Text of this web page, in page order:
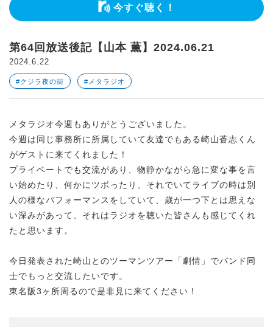
今すぐ聴く！
第64回放送後記【山本 薫】2024.06.21
2024.6.22
#クジラ夜の街 #メタラジオ
メタラジオ今週もありがとうございました。
今週は同じ事務所に所属していて友達でもある崎山蒼志くん
がゲストに来てくれました！
プライベートでも交流があり、物静かながら急に変な事を言
い始めたり、何かにツボったり、それでいてライブの時は別
人の様なパフォーマンスをしていて、歳が一つ下とは思えな
い深みがあって、それはラジオを聴いた皆さんも感じてくれ
たと思います。
今日発表された崎山とのツーマンツアー「劇情」でバンド同
士でもっと交流したいです。
東名阪3ヶ所周るので是非見に来てください！